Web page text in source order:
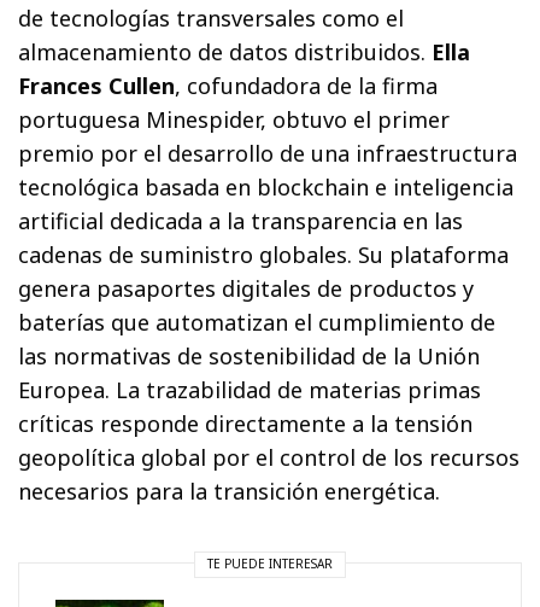
de tecnologías transversales como el
almacenamiento de datos distribuidos. Ella
Frances Cullen, cofundadora de la firma
portuguesa Minespider, obtuvo el primer
premio por el desarrollo de una infraestructura
tecnológica basada en blockchain e inteligencia
artificial dedicada a la transparencia en las
cadenas de suministro globales. Su plataforma
genera pasaportes digitales de productos y
baterías que automatizan el cumplimiento de
las normativas de sostenibilidad de la Unión
Europea. La trazabilidad de materias primas
críticas responde directamente a la tensión
geopolítica global por el control de los recursos
necesarios para la transición energética.
TE PUEDE INTERESAR